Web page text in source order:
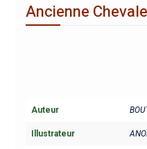
Ancienne
Auteur
Illustrateur